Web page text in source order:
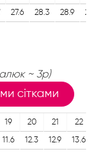
27.6 28.3 28.9
~ 3р)
сітками
19 20 21 22
11.6 12.3 12.9 13.6